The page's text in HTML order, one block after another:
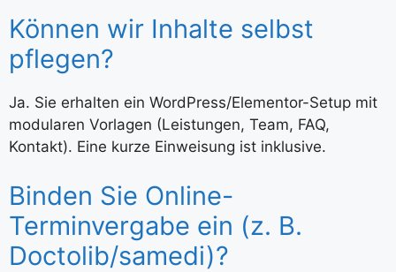
Können wir Inhalte selbst
pflegen?
Ja. Sie erhalten ein WordPress/Elementor-Setup mit
modularen Vorlagen (Leistungen, Team, FAQ,
Kontakt). Eine kurze Einweisung ist inklusive.
Binden Sie Online-
Terminvergabe ein (z. B.
Doctolib/samedi)?